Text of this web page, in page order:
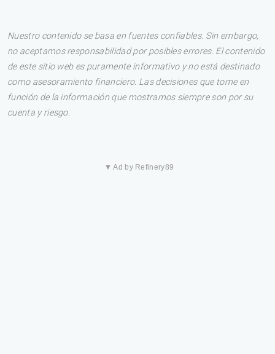
Nuestro contenido se basa en fuentes confiables. Sin embargo,
no aceptamos responsabilidad por posibles errores. El contenido
de este sitio web es puramente informativo y no está destinado
como asesoramiento financiero. Las decisiones que tome en
función de la información que mostramos siempre son por su
cuenta y riesgo.
▼ Ad by Refinery89